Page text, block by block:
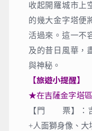
收起開羅城市上
的幾大金字塔便
活過來。這一不
及的昔日風華，
與神秘。
【旅遊小提醒】
★在吉薩金字塔
【門 票】：
+人面獅身像、大